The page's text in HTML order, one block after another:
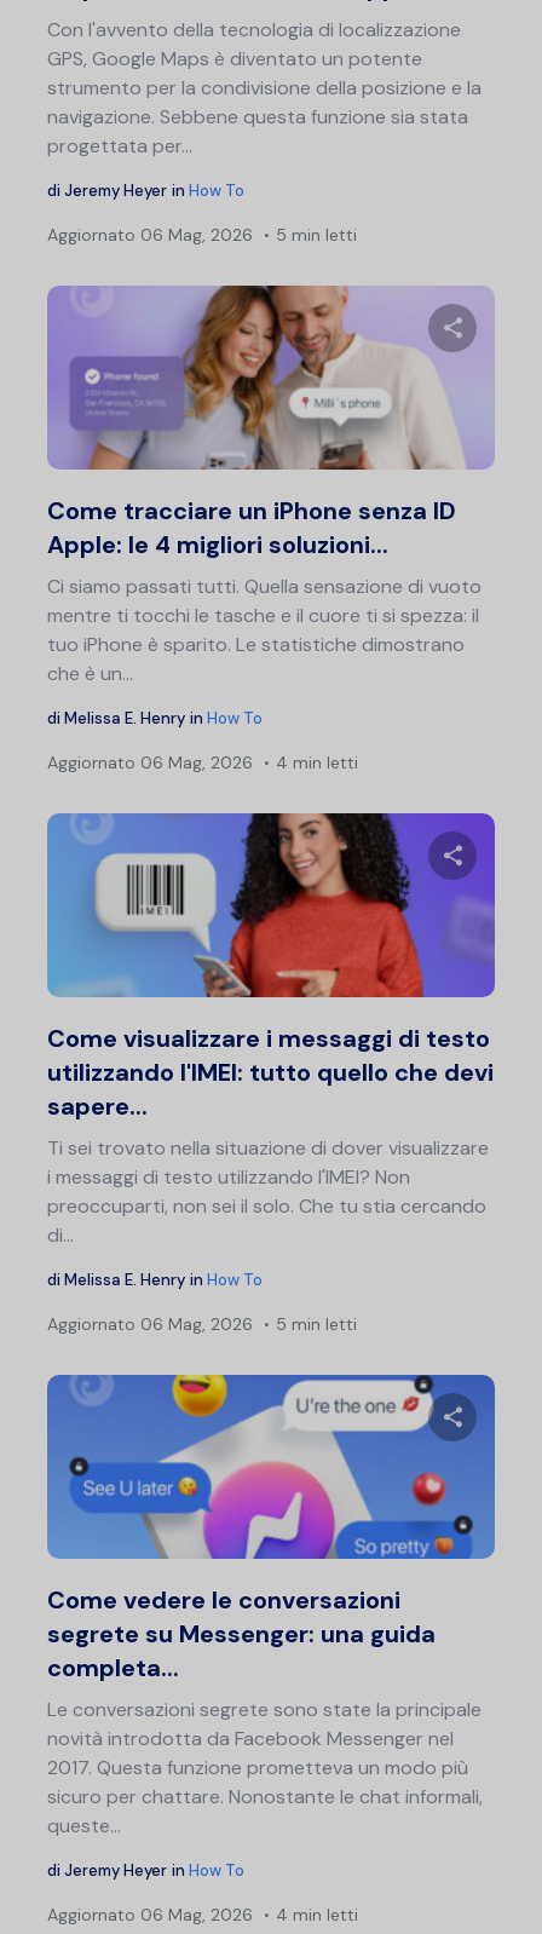
Con l'avvento della tecnologia di localizzazione
GPS, Google Maps è diventato un potente
strumento per la condivisione della posizione e la
navigazione. Sebbene questa funzione sia stata
progettata per...
di Jeremy Heyer in How To
Aggiornato 06 Mag, 2026 5 min letti
Come tracciare un iPhone senza ID
Apple: le 4 migliori soluzioni...
Ci siamo passati tutti. Quella sensazione di vuoto
mentre ti tocchi le tasche e il cuore ti si spezza: il
tuo iPhone è sparito. Le statistiche dimostrano
che è un...
di Melissa E. Henry in How To
Aggiornato 06 Mag, 2026 4 min letti
Come visualizzare i messaggi di testo
utilizzando l'IMEI: tutto quello che devi
sapere...
Ti sei trovato nella situazione di dover visualizzare
i messaggi di testo utilizzando l'IMEI? Non
preoccuparti, non sei il solo. Che tu stia cercando
di...
di Melissa E. Henry in How To
Aggiornato 06 Mag, 2026 5 min letti
Condividi
Come vedere le conversazioni
segrete su Messenger: una guida
completa...
Le conversazioni segrete sono state la principale
novità introdotta da Facebook Messenger nel
2017. Questa funzione prometteva un modo più
sicuro per chattare. Nonostante le chat informali,
queste...
di Jeremy Heyer in How To
Aggiornato 06 Mag, 2026 4 min letti